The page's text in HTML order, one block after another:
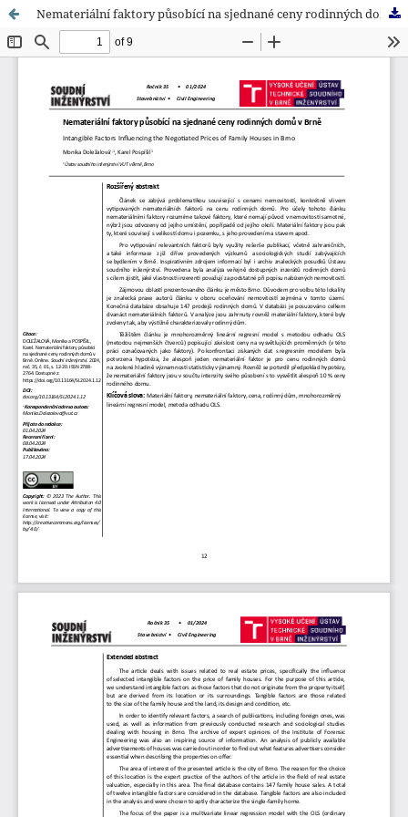
Nemateriální faktory působící na sjednané ceny rodinných domů v Brně